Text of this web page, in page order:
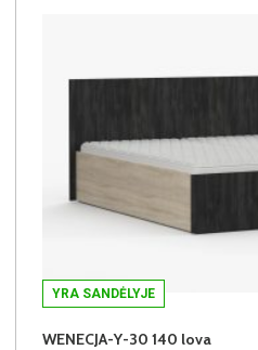
YRA SANDĖLYJE
WENECJA-Y-30 140 lova